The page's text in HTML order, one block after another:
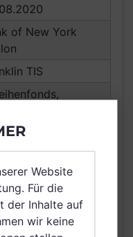
of New York
TIS
Deutschland,
Königreich
Website
Für die
der Inhalte auf
wir keine